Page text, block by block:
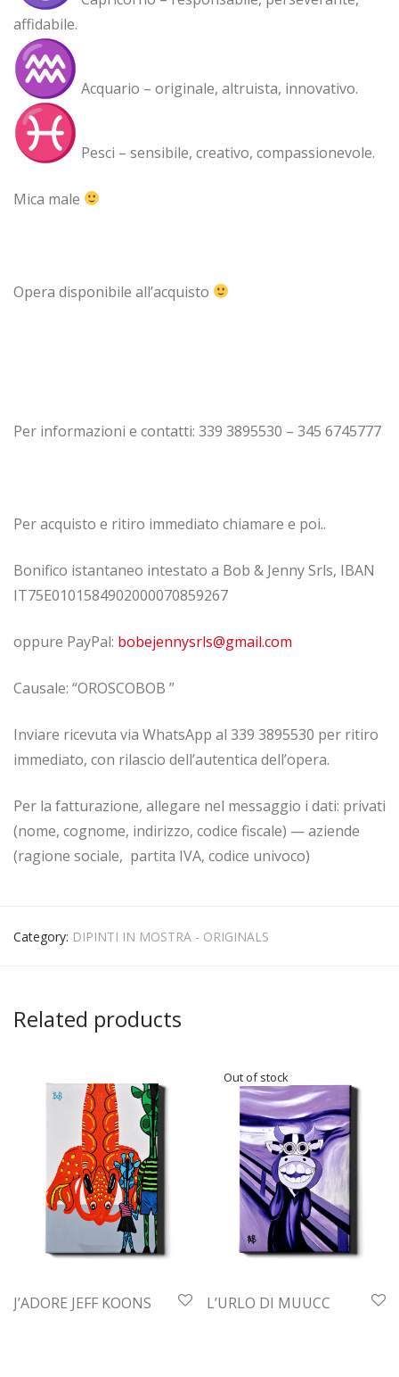
affidabile.
Acquario – originale, altruista, innovativo.
Pesci – sensibile, creativo, compassionevole.
Mica male
Opera disponibile all’acquisto
Per informazioni e contatti: 339 3895530 – 345 6745777
Per acquisto e ritiro immediato chiamare e poi..
Bonifico istantaneo intestato a Bob & Jenny Srls, IBAN
IT75E0101584902000070859267
oppure PayPal: bobejennysrls@gmail.com
Causale: “OROSCOBOB ”
Inviare ricevuta via WhatsApp al 339 3895530 per ritiro
immediato, con rilascio dell’autentica dell’opera.
Per la fatturazione, allegare nel messaggio i dati: privati
(nome, cognome, indirizzo, codice fiscale) — aziende
(ragione sociale, partita IVA, codice univoco)
Category: DIPINTI IN MOSTRA - ORIGINALS
Related products
J’ADORE JEFF KOONS L’URLO DI MUUCC